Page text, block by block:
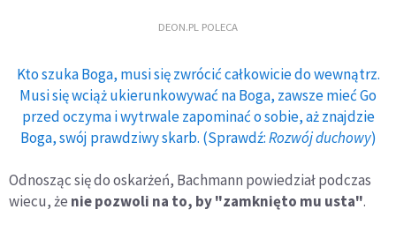
DEON.PL POLECA
Kto szuka Boga, musi się zwrócić całkowicie do wewnątrz.
Musi się wciąż ukierunkowywać na Boga, zawsze mieć Go
przed oczyma i wytrwale zapominać o sobie, aż znajdzie
Boga, swój prawdziwy skarb. (Sprawdź:Rozwój duchowy)
Odnosząc się do oskarżeń, Bachmann powiedział podczas
wiecu, że nie pozwoli na to, by "zamknięto mu usta".